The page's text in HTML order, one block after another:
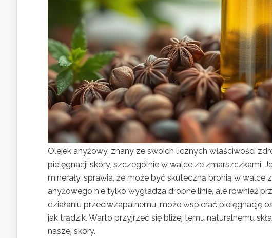
Olejek anyżowy, znany ze swoich licznych właściwości
pielęgnacji skóry, szczególnie w walce ze zmarszczkami.
minerały, sprawia, że może być skuteczną bronią w
anyżowego nie tylko wygładza drobne linie, ale również
działaniu przeciwzapalnemu, może wspierać pielęgnację
jak trądzik. Warto przyjrzeć się bliżej temu naturalnemu
naszej skóry.